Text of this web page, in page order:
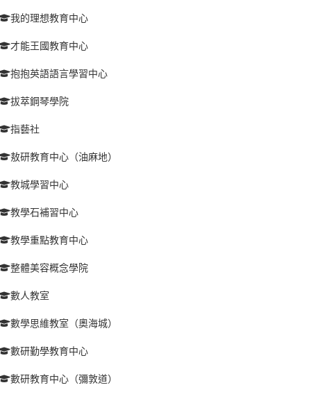
我的理想教育中心
才能王國教育中心
抱抱英語語言學習中心
拔萃鋼琴學院
指藝社
敖研教育中心（油麻地）
教城學習中心
教學石補習中心
教學重點教育中心
整體美容概念學院
數人教室
數學思維教室（奧海城）
數研勤學教育中心
數研教育中心（彌敦道）